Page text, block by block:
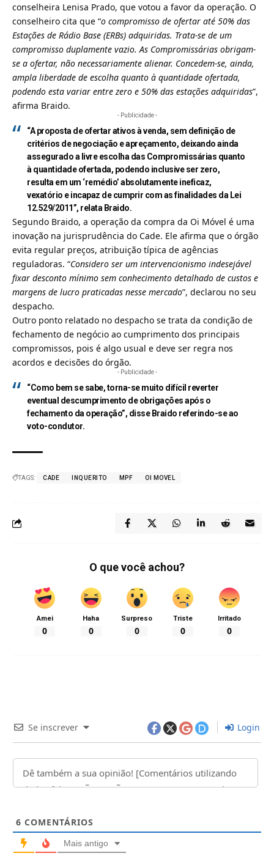
conselheira Lenisa Prado, que votou a favor da operação. O
conselheiro cita que “o compromisso de ofertar até 50% das
Estações de Rádio Base (ERBs) adquiridas. Trata-se de um
compromisso duplamente vazio. As Compromissárias obrigam-
se a ofertar, não necessariamente alienar. Concedem-se, ainda,
ampla liberdade de escolha quanto à quantidade ofertada,
podendo esta variar entre zero e 50% das estações adquiridas”,
afirma Braido.
- Publicidade -
“A proposta de ofertar ativos à venda, sem definição de
critérios de negociação e apreçamento, deixando ainda
assegurado a livre escolha das Compromissárias quanto
à quantidade ofertada, podendo inclusive ser zero,
resulta em um ‘remédio’ absolutamente ineficaz,
vexatório e incapaz de cumprir com as finalidades da Lei
12.529/2011”, relata Braido.
Segundo Braido, a operação da compra da Oi Móvel é uma
inovação na jurisprudência do Cade. Ele afirma que o órgão
evita regular preços, atribuição típica de agências
reguladoras. “Considero ser um intervencionismo indesejável
fixar desconto mínimo sem conhecimento detalhado de custos e
margens de lucro praticadas nesse mercado”, declarou no seu
despacho.
Outro ponto relatado no despacho se trata da condição de
fechamento de negócio ao cumprimento dos principais
compromissos, pois é algo usual e deve ser regra nos
acordos e decisões do órgão.
- Publicidade -
“Como bem se sabe, torna-se muito difícil reverter
eventual descumprimento de obrigações após o
fechamento da operação”, disse Braido referindo-se ao
voto-condutor.
TAGS: CADE INQUERITO MPF OI MOVEL
O que você achou?
Amei
0
Haha
0
Surpreso
0
Triste
0
Irritado
0
Se inscrever Login
6 COMENTÁRIOS
Mais antigo